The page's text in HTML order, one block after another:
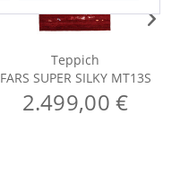
Teppich
FARS SUPER SILKY MT13S
2.499,00 €